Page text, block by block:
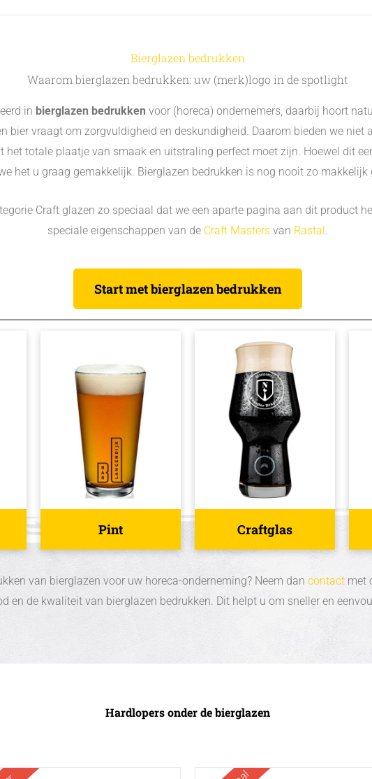
Bierglazen bedrukken
Waarom bierglazen bedrukken: uw (merk)logo in de spotlight
in bierglazen bedrukken voor (horeca) ondernemers, daarbij hoort
bier vraagt om zorgvuldigheid en deskundigheid. Daarom bieden we niet
het totale plaatje van smaak en uitstraling perfect moet zijn. Hoewel dit
het u graag gemakkelijk. Bierglazen bedrukken is nog nooit zo makkelijk
Craft glazen zo speciaal dat we een aparte pagina aan dit product
speciale eigenschappen van de Craft Masters van Rastal
Start met bierglazen bedrukken
Pint Craftglas
van bierglazen voor uw horeca-onderneming? Neem dan contact met
en de kwaliteit van bierglazen bedrukken. Dit helpt u om sneller en
Hardlopers onder de bierglazen